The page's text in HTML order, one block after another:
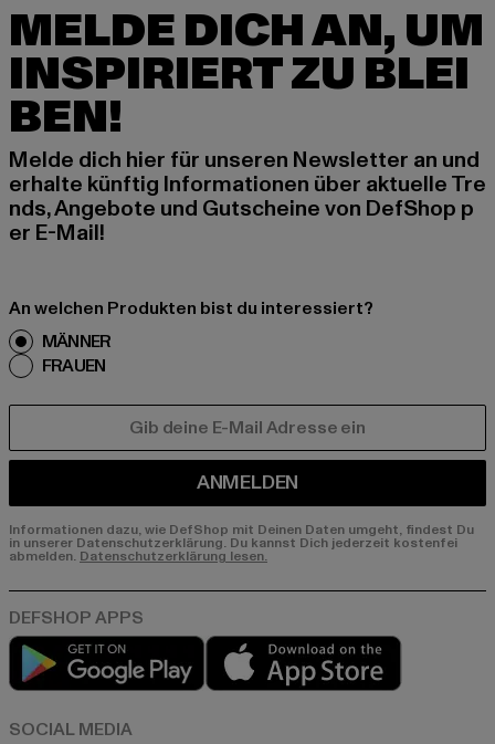
MELDE DICH AN, UM
INSPIRIERT ZU BLEI
BEN!
Melde dich hier für unseren Newsletter an und
erhalte künftig Informationen über aktuelle Tre
nds, Angebote und Gutscheine von DefShop p
er E-Mail!
An welchen Produkten bist du interessiert?
MÄNNER
FRAUEN
ANMELDEN
Informationen dazu, wie DefShop mit Deinen Daten umgeht, findest Du
in unserer Datenschutzerklärung. Du kannst Dich jederzeit kostenfei
abmelden. Datenschutzerklärung lesen.
Play market